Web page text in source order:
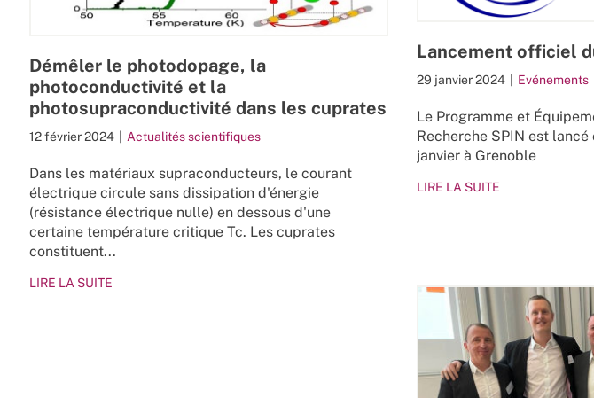
Démêler le photodopage, la
photoconductivité et la
photosupraconductivité dans les cuprates
12 février 2024 Actualités scientifiques
Dans les matériaux supraconducteurs, le courant
électrique circule sans dissipation d'énergie
(résistance électrique nulle) en dessous d'une
certaine température critique Tc. Les cuprates
constituent...
LIRE LA SUITE
Lancement officiel
29 janvier 2024 Evénements
Le Programme et
Recherche SPIN est
janvier à Grenoble
LIRE LA SUITE